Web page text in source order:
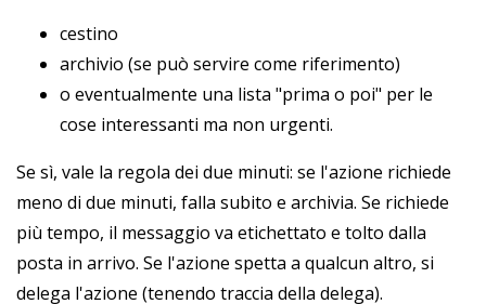
cestino
archivio (se può servire come riferimento)
o eventualmente una lista "prima o poi" per le
cose interessanti ma non urgenti.
Se sì, vale la regola dei due minuti: se l'azione richiede
meno di due minuti, falla subito e archivia. Se richiede
più tempo, il messaggio va etichettato e tolto dalla
posta in arrivo. Se l'azione spetta a qualcun altro, si
delega l'azione (tenendo traccia della delega).